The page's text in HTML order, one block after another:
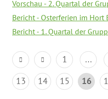
Vorschau - 2. Quartal der
Bericht - Osterferien im Hort
Bericht - 1. Quartal der
1 ...
13
14 15 16